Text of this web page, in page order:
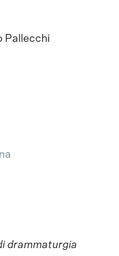
Pallecchi
drammaturgia